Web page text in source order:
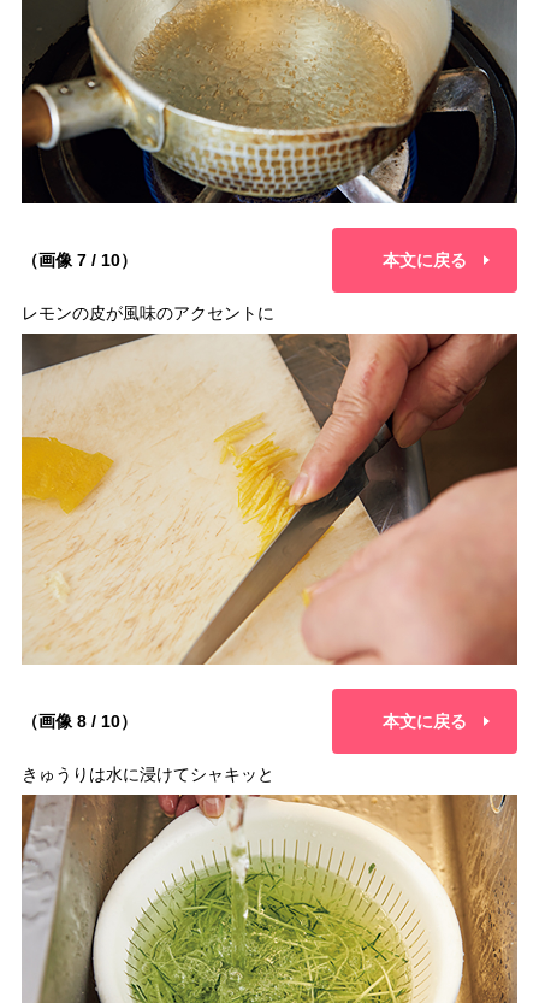
（画像 7 / 10） 本文に戻る
レモンの皮が風味のアクセントに
（画像 8 / 10） 本文に戻る
きゅうりは水に浸けてシャキッと